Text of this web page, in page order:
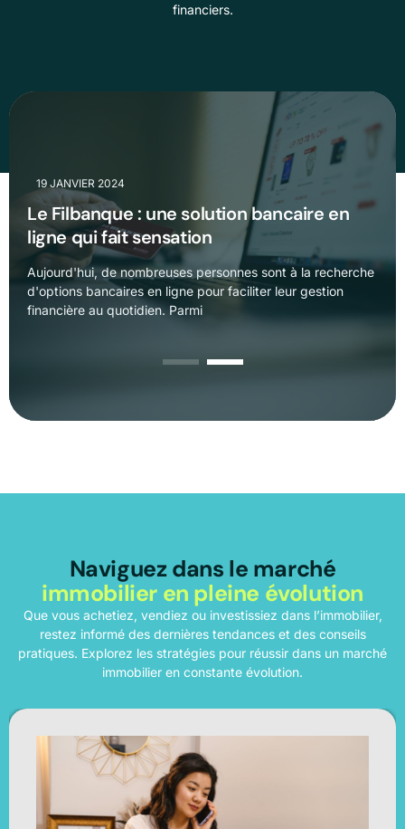
financiers.
bancaire en
à la recherche
gestion
: Une alternative
vos frais médicaux
les comptes
pour
19 JANVIER 2024
Le Filbanque : une solution bancaire en
ligne qui fait sensation
Aujourd'hui, de nombreuses personnes sont à la recherche
d'options bancaires en ligne pour faciliter leur gestion
financière au quotidien. Parmi
Compte Credit santé :
efficace pour gérer
Face aux
crédit santé
Naviguez dans le marché
immobilier en pleine évolution
Que vous achetiez, vendiez ou investissiez dans l’immobilier,
restez informé des dernières tendances et des conseils
pratiques. Explorez les stratégies pour réussir dans un marché
immobilier en constante évolution.